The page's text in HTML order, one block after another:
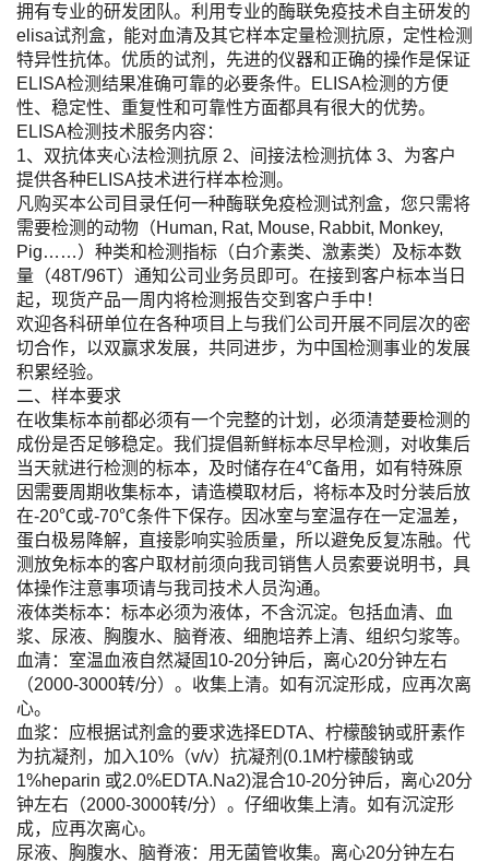
拥有专业的研发团队。利用专业的酶联免疫技术自主研发的
elisa试剂盒，能对血清及其它样本定量检测抗原，定性检测
特异性抗体。优质的试剂，先进的仪器和正确的操作是保证
ELISA检测结果准确可靠的必要条件。ELISA检测的方便
性、稳定性、重复性和可靠性方面都具有很大的优势。
ELISA检测技术服务内容：
1、双抗体夹心法检测抗原 2、间接法检测抗体 3、为客户
提供各种ELISA技术进行样本检测。
凡购买本公司目录任何一种酶联免疫检测试剂盒，您只需将
需要检测的动物（Human, Rat, Mouse, Rabbit, Monkey,
Pig……）种类和检测指标（白介素类、激素类）及标本数
量（48T/96T）通知公司业务员即可。在接到客户标本当日
起，现货产品一周内将检测报告交到客户手中！
欢迎各科研单位在各种项目上与我们公司开展不同层次的密
切合作，以双赢求发展，共同进步，为中国检测事业的发展
积累经验。
二、样本要求
在收集标本前都必须有一个完整的计划，必须清楚要检测的
成份是否足够稳定。我们提倡新鲜标本尽早检测，对收集后
当天就进行检测的标本，及时储存在4℃备用，如有特殊原
因需要周期收集标本，请造模取材后，将标本及时分装后放
在-20℃或-70℃条件下保存。因冰室与室温存在一定温差，
蛋白极易降解，直接影响实验质量，所以避免反复冻融。代
测放免标本的客户取材前须向我司销售人员索要说明书，具
体操作注意事项请与我司技术人员沟通。
液体类标本：标本必须为液体，不含沉淀。包括血清、血
浆、尿液、胸腹水、脑脊液、细胞培养上清、组织匀浆等。
血清：室温血液自然凝固10-20分钟后，离心20分钟左右
（2000-3000转/分）。收集上清。如有沉淀形成，应再次离
心。
血浆：应根据试剂盒的要求选择EDTA、柠檬酸钠或肝素作
为抗凝剂，加入10%（v/v）抗凝剂(0.1M柠檬酸钠或
1%heparin 或2.0%EDTA.Na2)混合10-20分钟后，离心20分
钟左右（2000-3000转/分）。仔细收集上清。如有沉淀形
成，应再次离心。
尿液、胸腹水、脑脊液：用无菌管收集。离心20分钟左右